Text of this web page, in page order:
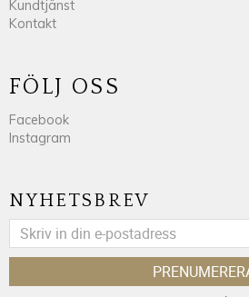
Kundtjänst
Kontakt
FÖLJ OSS
Facebook
Instagram
NYHETSBREV